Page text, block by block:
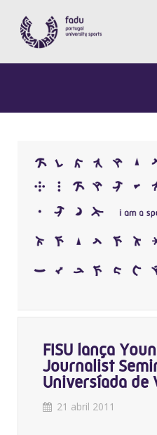
FISU lança
Journalist
Universíada de
21 abril 2011